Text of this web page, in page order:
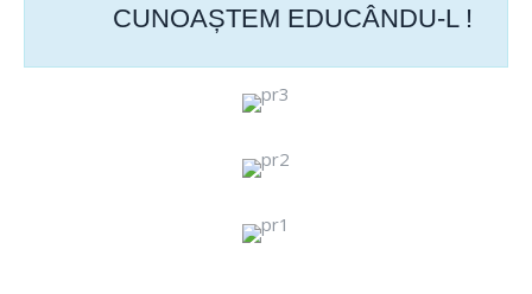
CUNOAȘTEM EDUCÂNDU-L !